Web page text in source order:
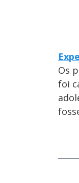
Os
foi